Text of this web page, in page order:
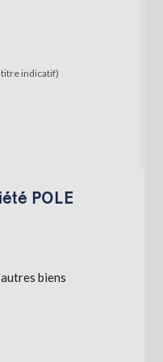
titre indicatif)
POLE
biens